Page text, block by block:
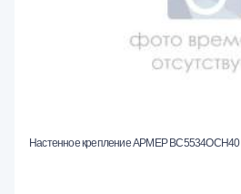
Настенное крепление АРМЕР ВС5534ОСН40